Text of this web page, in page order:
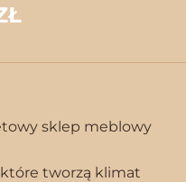
tworzą klimat